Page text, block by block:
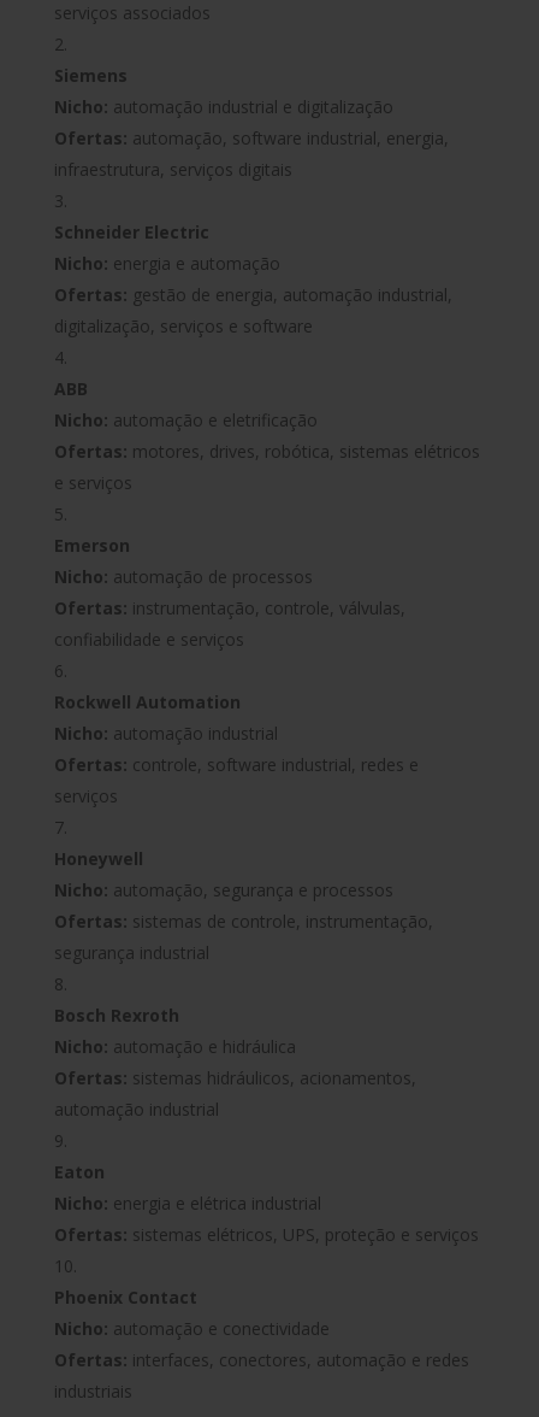
serviços associados
Siemens
Nicho: automação industrial e digitalização
Ofertas: automação, software industrial, energia,
infraestrutura, serviços digitais
Schneider Electric
Nicho: energia e automação
Ofertas: gestão de energia, automação industrial,
digitalização, serviços e software
ABB
Nicho: automação e eletrificação
Ofertas: motores, drives, robótica, sistemas elétricos
e serviços
Emerson
Nicho: automação de processos
Ofertas: instrumentação, controle, válvulas,
confiabilidade e serviços
Rockwell Automation
Nicho: automação industrial
Ofertas: controle, software industrial, redes e
serviços
Honeywell
Nicho: automação, segurança e processos
Ofertas: sistemas de controle, instrumentação,
segurança industrial
Bosch Rexroth
Nicho: automação e hidráulica
Ofertas: sistemas hidráulicos, acionamentos,
automação industrial
Eaton
Nicho: energia e elétrica industrial
Ofertas: sistemas elétricos, UPS, proteção e serviços
Phoenix Contact
Nicho: automação e conectividade
Ofertas: interfaces, conectores, automação e redes
industriais